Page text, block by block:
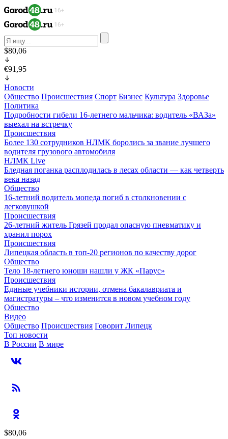
$80,06
€91,95
Новости
Общество Происшествия Спорт Бизнес Культура Здоровье
Политика
Подробности гибели 16-летнего мальчика: водитель «ВАЗа»
выехал на встречку
Происшествия
Более 130 сотрудников НЛМК боролись за звание лучшего
водителя грузового автомобиля
НЛМК Live
Бледная поганка расплодилась в лесах области — как четверть
века назад
Общество
16-летний водитель мопеда погиб в столкновении с
легковушкой
Происшествия
26-летний житель Грязей продал опасную пневматику и
хранил порох
Происшествия
Липецкая область в топ-20 регионов по качеству дорог
Общество
Тело 18-летнего юноши нашли у ЖК «Парус»
Происшествия
Единые учебники истории, отмена бакалавриата и
магистратуры – что изменится в новом учебном году
Общество
Видео
Общество Происшествия Говорит Липецк
Топ новости
В России В мире
$80,06